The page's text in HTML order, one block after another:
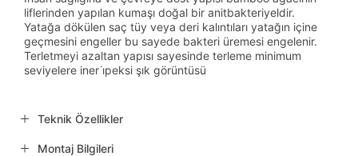
liflerinden yapılan kumaşı doğal bir anitbakteriyeldir.
Yatağa dökülen saç tüy veya deri kalıntıları yatağın içine
geçmesini engeller bu sayede bakteri üremesi engelenir.
Terletmeyi azaltan yapısı sayesinde terleme minimum
seviyelere iner i̇peksi şık görüntüsü
Teknik Özellikler
Montaj Bilgileri